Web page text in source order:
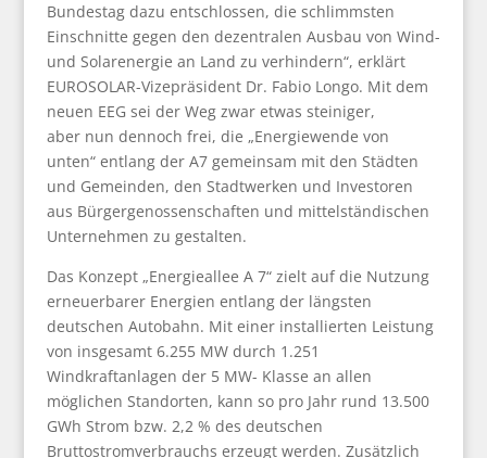
Bundestag dazu entschlossen, die schlimmsten
Einschnitte gegen den dezentralen Ausbau von Wind-
und Solarenergie an Land zu verhindern“, erklärt
EUROSOLAR-Vizepräsident Dr. Fabio Longo. Mit dem
neuen EEG sei der Weg zwar etwas steiniger,
aber nun dennoch frei, die „Energiewende von
unten“ entlang der A7 gemeinsam mit den Städten
und Gemeinden, den Stadtwerken und Investoren
aus Bürgergenossenschaften und mittelständischen
Unternehmen zu gestalten.
Das Konzept „Energieallee A 7“ zielt auf die Nutzung
erneuerbarer Energien entlang der längsten
deutschen Autobahn. Mit einer installierten Leistung
von insgesamt 6.255 MW durch 1.251
Windkraftanlagen der 5 MW- Klasse an allen
möglichen Standorten, kann so pro Jahr rund 13.500
GWh Strom bzw. 2,2 % des deutschen
Bruttostromverbrauchs erzeugt werden. Zusätzlich